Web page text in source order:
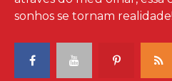
sonhos se tornam realidade!